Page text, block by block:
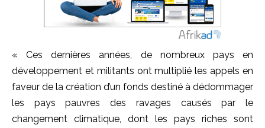
« Ces dernières années, de nombreux pays en
développement et militants ont multiplié les appels en
faveur de la création d’un fonds destiné à dédommager
les pays pauvres des ravages causés par le
changement climatique, dont les pays riches sont